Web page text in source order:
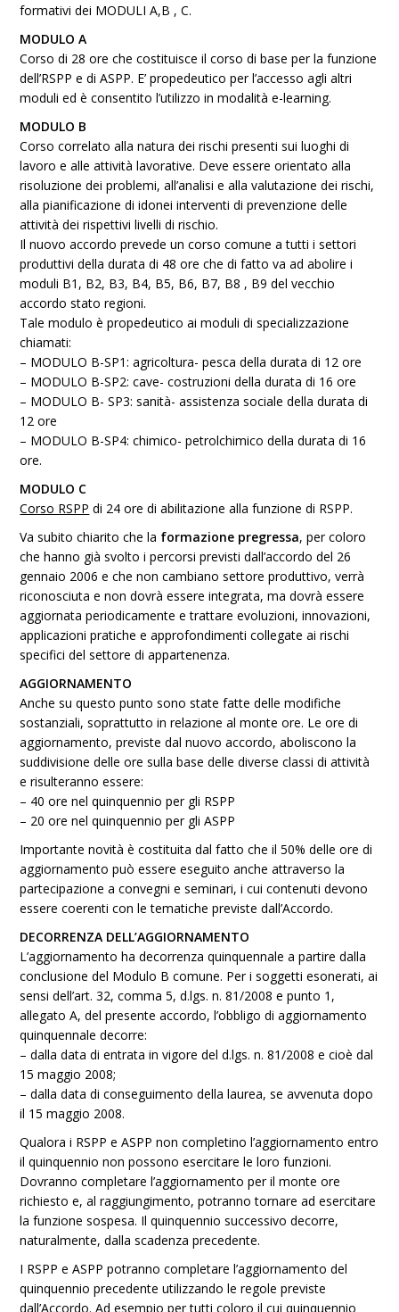
formativi dei MODULI A,B , C.
MODULO A
Corso di 28 ore che costituisce il corso di base per la funzione
dell’RSPP e di ASPP. E’ propedeutico per l’accesso agli altri
moduli ed è consentito l’utilizzo in modalità e-learning.
MODULO B
Corso correlato alla natura dei rischi presenti sui luoghi di
lavoro e alle attività lavorative. Deve essere orientato alla
risoluzione dei problemi, all’analisi e alla valutazione dei rischi,
alla pianificazione di idonei interventi di prevenzione delle
attività dei rispettivi livelli di rischio.
Il nuovo accordo prevede un corso comune a tutti i settori
produttivi della durata di 48 ore che di fatto va ad abolire i
moduli B1, B2, B3, B4, B5, B6, B7, B8 , B9 del vecchio
accordo stato regioni.
Tale modulo è propedeutico ai moduli di specializzazione
chiamati:
– MODULO B-SP1: agricoltura- pesca della durata di 12 ore
– MODULO B-SP2: cave- costruzioni della durata di 16 ore
– MODULO B- SP3: sanità- assistenza sociale della durata di
12 ore
– MODULO B-SP4: chimico- petrolchimico della durata di 16
ore.
MODULO C
Corso RSPP di 24 ore di abilitazione alla funzione di RSPP.
Va subito chiarito che la formazione pregressa, per coloro
che hanno già svolto i percorsi previsti dall’accordo del 26
gennaio 2006 e che non cambiano settore produttivo, verrà
riconosciuta e non dovrà essere integrata, ma dovrà essere
aggiornata periodicamente e trattare evoluzioni, innovazioni,
applicazioni pratiche e approfondimenti collegate ai rischi
specifici del settore di appartenenza.
AGGIORNAMENTO
Anche su questo punto sono state fatte delle modifiche
sostanziali, soprattutto in relazione al monte ore. Le ore di
aggiornamento, previste dal nuovo accordo, aboliscono la
suddivisione delle ore sulla base delle diverse classi di attività
e risulteranno essere:
– 40 ore nel quinquennio per gli RSPP
– 20 ore nel quinquennio per gli ASPP
Importante novità è costituita dal fatto che il 50% delle ore di
aggiornamento può essere eseguito anche attraverso la
partecipazione a convegni e seminari, i cui contenuti devono
essere coerenti con le tematiche previste dall’Accordo.
DECORRENZA DELL’AGGIORNAMENTO
L’aggiornamento ha decorrenza quinquennale a partire dalla
conclusione del Modulo B comune. Per i soggetti esonerati, ai
sensi dell’art. 32, comma 5, d.lgs. n. 81/2008 e punto 1,
allegato A, del presente accordo, l’obbligo di aggiornamento
quinquennale decorre:
– dalla data di entrata in vigore del d.lgs. n. 81/2008 e cioè dal
15 maggio 2008;
– dalla data di conseguimento della laurea, se avvenuta dopo
il 15 maggio 2008.
Qualora i RSPP e ASPP non completino l’aggiornamento entro
il quinquennio non possono esercitare le loro funzioni.
Dovranno completare l’aggiornamento per il monte ore
richiesto e, al raggiungimento, potranno tornare ad esercitare
la funzione sospesa. Il quinquennio successivo decorre,
naturalmente, dalla scadenza precedente.
I RSPP e ASPP potranno completare l’aggiornamento del
quinquennio precedente utilizzando le regole previste
dall’Accordo. Ad esempio per tutti coloro il cui quinquennio